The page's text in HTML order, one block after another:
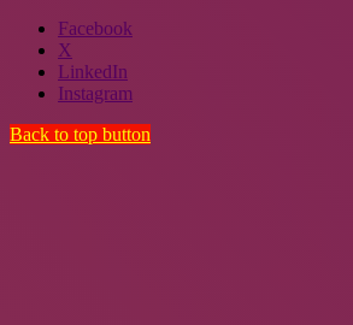
Facebook
X
LinkedIn
Instagram
Back to top button